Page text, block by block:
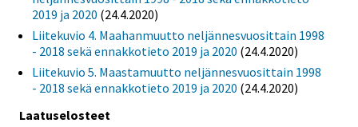
2019 ja 2020 (24.4.2020)
Liitekuvio 4. Maahanmuutto neljännesvuosittain 1998
- 2018 sekä ennakkotieto 2019 ja 2020 (24.4.2020)
Liitekuvio 5. Maastamuutto neljännesvuosittain 1998
- 2018 sekä ennakkotieto 2019 ja 2020 (24.4.2020)
Laatuselosteet